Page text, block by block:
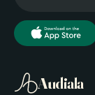
Audiala